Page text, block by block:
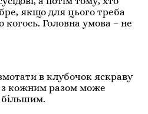
якщо для цього треба
когось. Головна умова – не
в клубочок яскраву
кожним разом може
більшим.